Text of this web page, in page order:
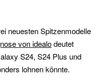
neuesten Spitzenmodelle
von idealodeutet
S24, S24 Plus und
lohnen könnte.